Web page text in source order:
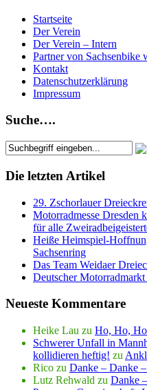
Startseite
Der Verein
Der Verein – Intern
Partner von Sachsenbike
Kontakt
Datenschutzerklärung
Impressum
Suche….
Die letzten Artikel
29. Zschorlauer
Motorradmesse Dresden
für alle
Heiße Heimspiel-
Sachsenring
Das Team Weidaer
Deutscher
Neueste Kommentare
Heike Lau zu Ho, Ho,
Schwerer Unfall in
kollidieren heftig! zu
Rico zu Danke – Danke
Lutz Rehwald zu Danke